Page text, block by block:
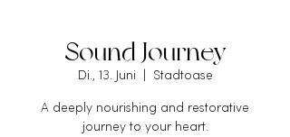
Sound Journey
Di., 13. Juni Stadtoase
A deeply nourishing and restorative
journey to your heart.